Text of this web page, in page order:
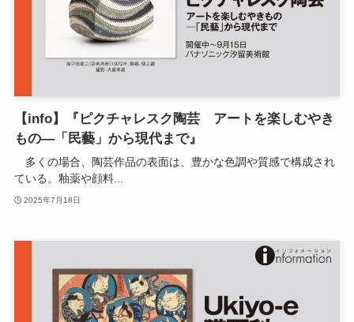
【info】『ピクチャレスク陶芸 アートを楽しむやき
もの―「民藝」から現代まで』
多くの場合、陶芸作品の表面は、豊かな色調や質感で構成され
ている。釉薬や顔料...
2025年7月18日